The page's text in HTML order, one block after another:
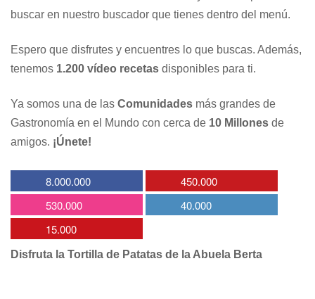
buscar en nuestro buscador que tienes dentro del menú.
Espero que disfrutes y encuentres lo que buscas. Además,
tenemos 1.200 vídeo recetas disponibles para ti.
Ya somos una de las Comunidades más grandes de
Gastronomía en el Mundo con cerca de 10 Millones de
amigos. ¡Únete!
8.000.000
450.000
530.000
40.000
15.000
Disfruta la Tortilla de Patatas de la Abuela Berta